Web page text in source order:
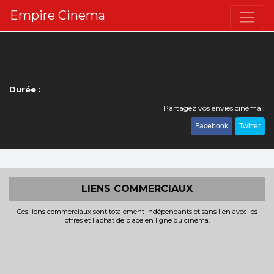
Empire Cinema
Durée :
Partagez vos envies cinéma :
Facebook Twitter
LIENS COMMERCIAUX
Ces liens commerciaux sont totalement indépendants et sans lien avec les
offres et l'achat de place en ligne du cinéma.